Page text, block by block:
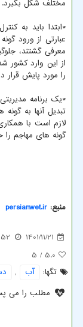
مختلف شکل بگیرد.
*ابتدا باید به
عبارتی از ورود
معرفی گشتند،
از این وارد کشور
را مورد پایش قرار
*یک برنامه
تبدیل آنها به
لازم است با
گونه های مهاجم را
منبع: persianwet.ir
1401/11/21
5.0
/ 5
تگها:
آب ,
مطلب را می